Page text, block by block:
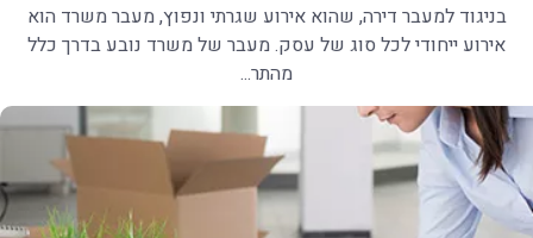
בניגוד למעבר דירה, שהוא אירוע שגרתי ונפוץ, מעבר משרד הוא
אירוע ייחודי לכל סוג של עסק. מעבר של משרד נובע בדרך כלל
מהתר...